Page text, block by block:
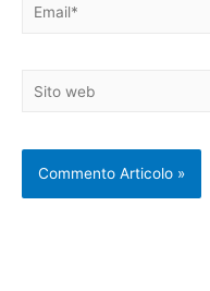
Sito